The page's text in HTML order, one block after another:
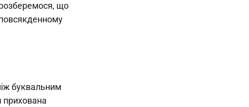
що
буквальним
прихована